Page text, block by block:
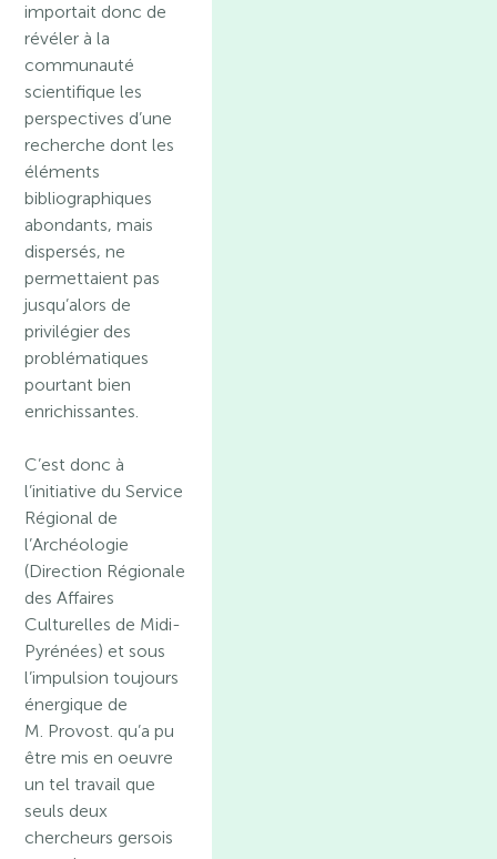
importait donc de
révéler à la
communauté
scientifique les
perspectives d’une
recherche dont les
éléments
bibliographiques
abondants, mais
dispersés, ne
permettaient pas
jusqu’alors de
privilégier des
problématiques
pourtant bien
enrichissantes.
C’est donc à
l’initiative du Service
Régional de
l’Archéologie
(Direction Régionale
des Affaires
Culturelles de Midi-
Pyrénées) et sous
l’impulsion toujours
énergique de
M. Provost. qu’a pu
être mis en oeuvre
un tel travail que
seuls deux
chercheurs gersois